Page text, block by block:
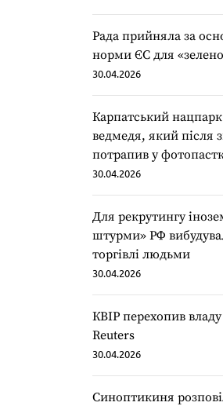
Рада прийняла за
норми ЄС для
30.04.2026
Карпатський
ведмедя, який після
потрапив у
30.04.2026
Для рекрутингу
штурми» РФ
торгівлі людьми
30.04.2026
КВІР перехопив
Reuters
30.04.2026
Синоптикиня